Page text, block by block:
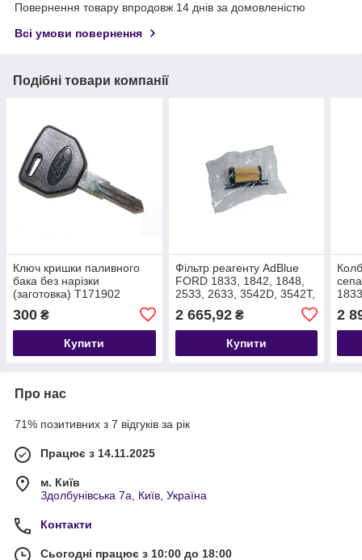
Повернення товару впродовж 14 днів за домовленістю
Всі умови повернення
Подібні товари компанії
Ключ кришки паливного
бака без нарізки
(заготовка) T171902
300 ₴
Купити
Фільтр реагенту AdBlue
FORD 1833, 1842, 1848,
2533, 2633, 3542D, 3542T,
T221046 GC465L264AA
2 665,92₴
Купити
2
Про нас
71% позитивних з 7 відгуків за рік
Працює з 14.11.2025
м. Київ
Здолбунівська 7а, Київ, Україна
Контакти
Сьогодні працює з 10:00 до 18:00